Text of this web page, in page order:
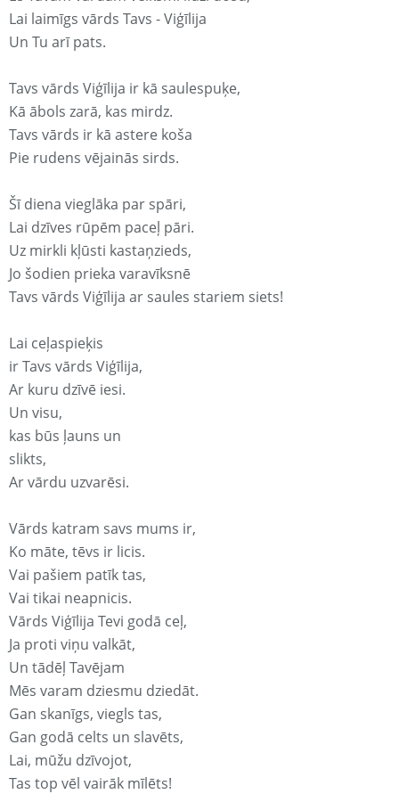
Lai laimīgs vārds Tavs - Viģīlija
Un Tu arī pats.
Tavs vārds Viģīlija ir kā saulespuķe,
Kā ābols zarā, kas mirdz.
Tavs vārds ir kā astere koša
Pie rudens vējainās sirds.
Šī diena vieglāka par spāri,
Lai dzīves rūpēm paceļ pāri.
Uz mirkli kļūsti kastaņzieds,
Jo šodien prieka varavīksnē
Tavs vārds Viģīlija ar saules stariem siets!
Lai ceļaspieķis
ir Tavs vārds Viģīlija,
Ar kuru dzīvē iesi.
Un visu,
kas būs ļauns un
slikts,
Ar vārdu uzvarēsi.
Vārds katram savs mums ir,
Ko māte, tēvs ir licis.
Vai pašiem patīk tas,
Vai tikai neapnicis.
Vārds Viģīlija Tevi godā ceļ,
Ja proti viņu valkāt,
Un tādēļ Tavējam
Mēs varam dziesmu dziedāt.
Gan skanīgs, viegls tas,
Gan godā celts un slavēts,
Lai, mūžu dzīvojot,
Tas top vēl vairāk mīlēts!